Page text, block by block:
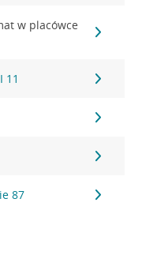
w placówce
11
87